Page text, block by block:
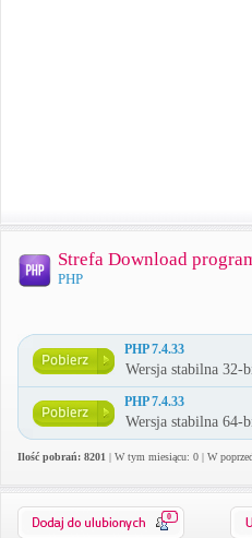
Strefa Download
PHP
PHP 7.4.33
Wersja stabilna 32-
PHP 7.4.33
Wersja stabilna 64-
Ilość pobrań: 8201 | W tym miesiącu: 0 | W
0